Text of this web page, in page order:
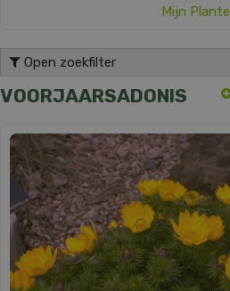
Mijn
Open zoekfilter
VOORJAARSADONIS